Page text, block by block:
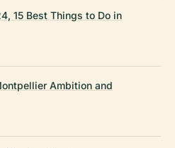
15 Best Things to Do in
Ambition and